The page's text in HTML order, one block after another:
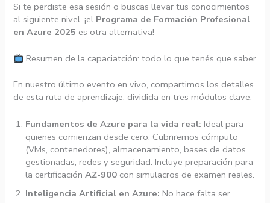
Si te perdiste esa sesión o buscas llevar tus conocimientos
al siguiente nivel, ¡el Programa de Formación Profesional
en Azure 2025 es otra alternativa!
Resumen de la capaciatción: todo lo que tenés que saber
En nuestro último evento en vivo, compartimos los detalles
de esta ruta de aprendizaje, dividida en tres módulos clave:
Fundamentos de Azure para la vida real: Ideal para
quienes comienzan desde cero. Cubriremos cómputo
(VMs, contenedores), almacenamiento, bases de datos
gestionadas, redes y seguridad. Incluye preparación para
la certificaciónAZ-900 con simulacros de examen reales.
Inteligencia Artificial en Azure: No hace falta ser